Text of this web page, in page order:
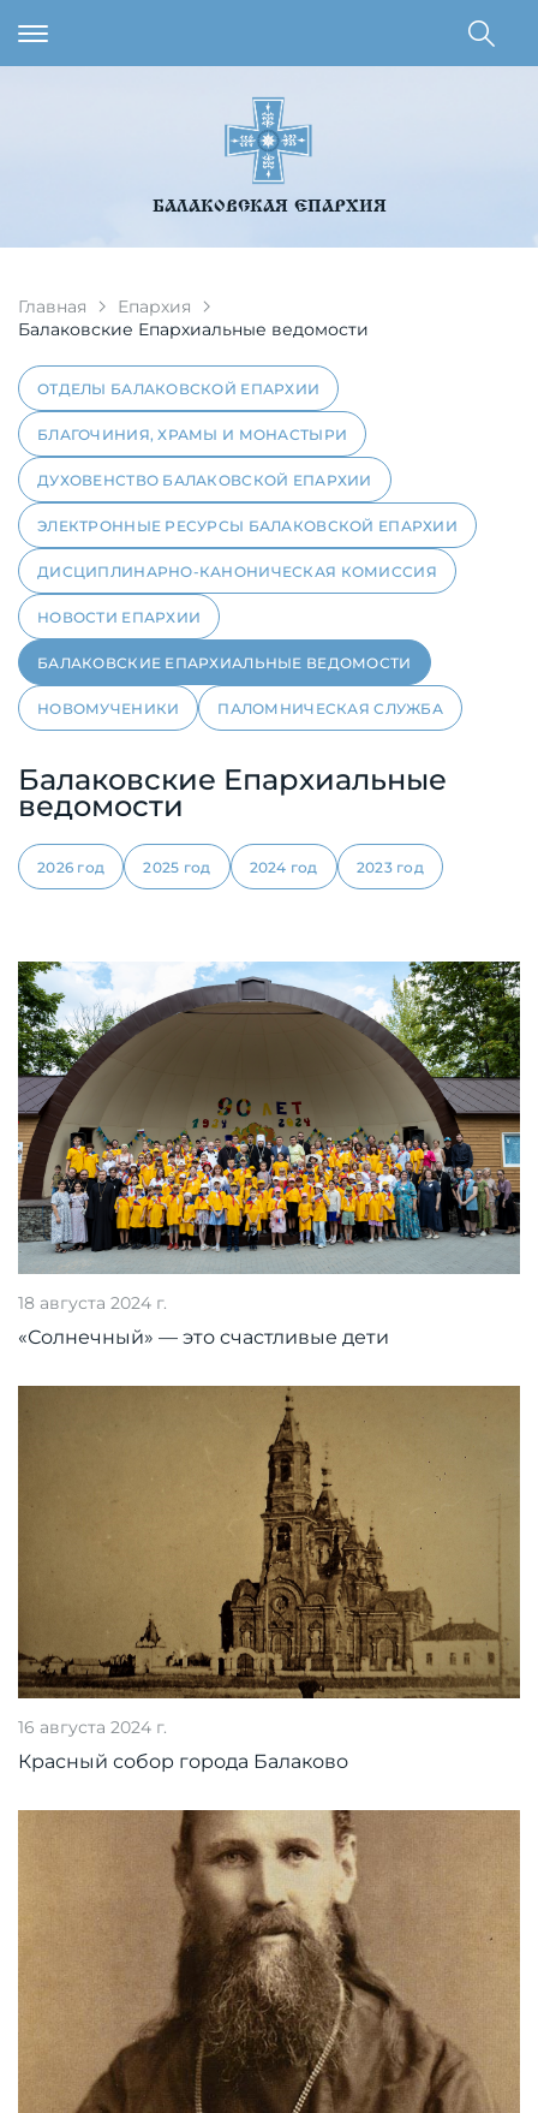
БАЛАКОВСКАЯ ЕПАРХИЯ
Главная
Епархия
Балаковские Епархиальные ведомости
ОТДЕЛЫ БАЛАКОВСКОЙ ЕПАРХИИ
БЛАГОЧИНИЯ, ХРАМЫ И МОНАСТЫРИ
ДУХОВЕНСТВО БАЛАКОВСКОЙ ЕПАРХИИ
ЭЛЕКТРОННЫЕ РЕСУРСЫ БАЛАКОВСКОЙ ЕПАРХИИ
ДИСЦИПЛИНАРНО-КАНОНИЧЕСКАЯ КОМИССИЯ
НОВОСТИ ЕПАРХИИ
БАЛАКОВСКИЕ ЕПАРХИАЛЬНЫЕ ВЕДОМОСТИ
НОВОМУЧЕНИКИ ПАЛОМНИЧЕСКАЯ СЛУЖБА
Балаковские Епархиальные
ведомости
2026 год 2025 год 2024 год 2023 год
18 августа 2024 г.
«Солнечный» — это счастливые дети
16 августа 2024 г.
Красный собор города Балаково